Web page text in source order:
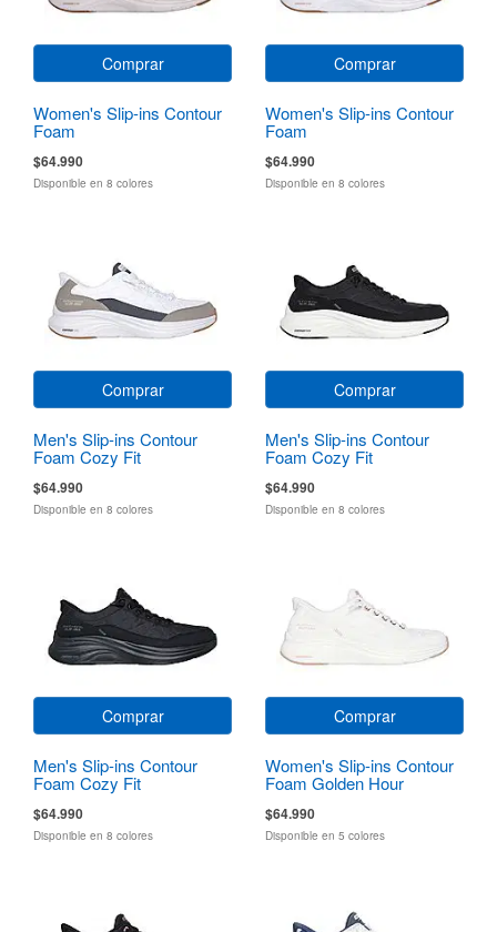
Comprar
Women's Slip-ins Contour
Foam
$64.990
Disponible en 8 colores
Comprar
Women's Slip-ins Contour
Foam
$64.990
Disponible en 8 colores
Comprar
Men's Slip-ins Contour
Foam Cozy Fit
$64.990
Disponible en 8 colores
Comprar
Men's Slip-ins Contour
Foam Cozy Fit
$64.990
Disponible en 8 colores
Comprar
Men's Slip-ins Contour
Foam Cozy Fit
$64.990
Disponible en 8 colores
Comprar
Women's Slip-ins Contour
Foam Golden Hour
$64.990
Disponible en 5 colores